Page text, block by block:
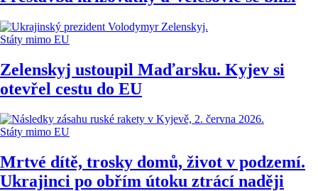
Státy mimo EU
Zelenskyj ustoupil Maďarsku. Kyjev si
otevřel cestu do EU
Státy mimo EU
Mrtvé dítě, trosky domů, život v podzemí.
Ukrajinci po obřím útoku ztrácí naději